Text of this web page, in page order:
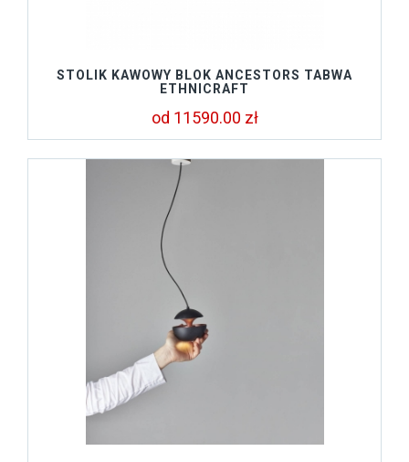
STOLIK KAWOWY BLOK ANCESTORS TABWA
ETHNICRAFT
od 11590.00 zł